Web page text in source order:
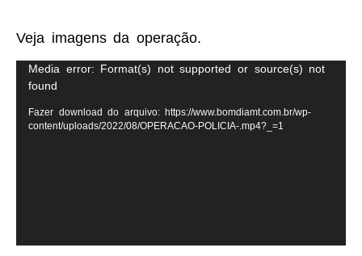
Veja imagens da operação.
Tocador
de
vídeo
Media error: Format(s) not supported or source(s) not
found
Fazer download do arquivo: https://www.bomdiamt.com.br/wp-
content/uploads/2022/08/OPERACAO-POLICIA-.mp4?_=1